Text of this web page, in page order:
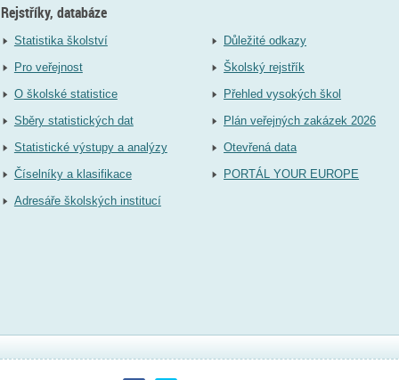
Rejstříky, databáze
Statistika školství
Pro veřejnost
O školské statistice
Sběry statistických dat
Statistické výstupy a analýzy
Číselníky a klasifikace
Adresáře školských institucí
Důležité odkazy
Školský rejstřík
Přehled vysokých škol
Plán veřejných zakázek 2026
Otevřená data
PORTÁL YOUR EUROPE